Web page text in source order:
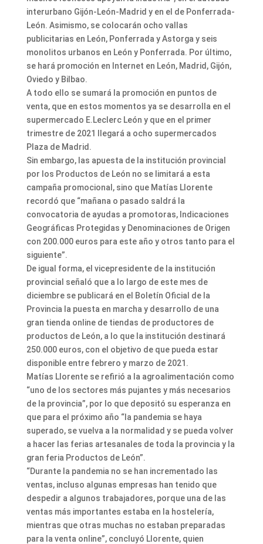
interurbano Gijón-León-Madrid y en el de Ponferrada-
León. Asimismo, se colocarán ocho vallas
publicitarias en León, Ponferrada y Astorga y seis
monolitos urbanos en León y Ponferrada. Por último,
se hará promoción en Internet en León, Madrid, Gijón,
Oviedo y Bilbao.
A todo ello se sumará la promoción en puntos de
venta, que en estos momentos ya se desarrolla en el
supermercado E.Leclerc León y que en el primer
trimestre de 2021 llegará a ocho supermercados
Plaza de Madrid.
Sin embargo, las apuesta de la institución provincial
por los Productos de León no se limitará a esta
campaña promocional, sino que Matías Llorente
recordó que “mañana o pasado saldrá la
convocatoria de ayudas a promotoras, Indicaciones
Geográficas Protegidas y Denominaciones de Origen
con 200.000 euros para este año y otros tanto para el
siguiente”.
De igual forma, el vicepresidente de la institución
provincial señaló que a lo largo de este mes de
diciembre se publicará en el Boletín Oficial de la
Provincia la puesta en marcha y desarrollo de una
gran tienda online de tiendas de productores de
productos de León, a lo que la institución destinará
250.000 euros, con el objetivo de que pueda estar
disponible entre febrero y marzo de 2021.
Matías Llorente se refirió a la agroalimentación como
“uno de los sectores más pujantes y más necesarios
de la provincia”, por lo que depositó su esperanza en
que para el próximo año “la pandemia se haya
superado, se vuelva a la normalidad y se pueda volver
a hacer las ferias artesanales de toda la provincia y la
gran feria Productos de León”.
“Durante la pandemia no se han incrementado las
ventas, incluso algunas empresas han tenido que
despedir a algunos trabajadores, porque una de las
ventas más importantes estaba en la hostelería,
mientras que otras muchas no estaban preparadas
para la venta online”, concluyó Llorente, quien